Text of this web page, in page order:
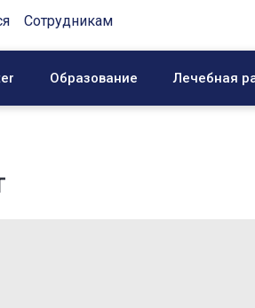
Сотрудникам
Образование Лечебная